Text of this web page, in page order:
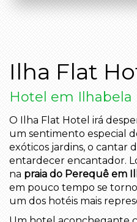
Ilha Flat
Hotel em Ilhabela
O Ilha Flat Hotel irá
um sentimento especial
exóticos jardins, o cantar
entardecer encantador.
na praia do Perequê em
em pouco tempo se
um dos hotéis mais